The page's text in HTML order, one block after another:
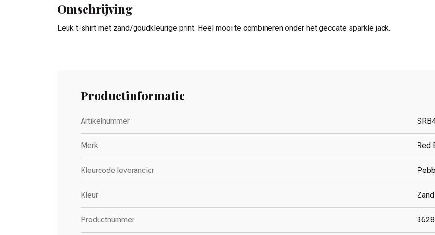
Omschrijving
Leuk t-shirt met zand/goudkleurige print. Heel mooi te combineren onder het gecoate sparkle jack.
Productinformatie
Artikelnummer
Merk Red
Kleurcode leverancier
Kleur Zand
Productnummer 3628